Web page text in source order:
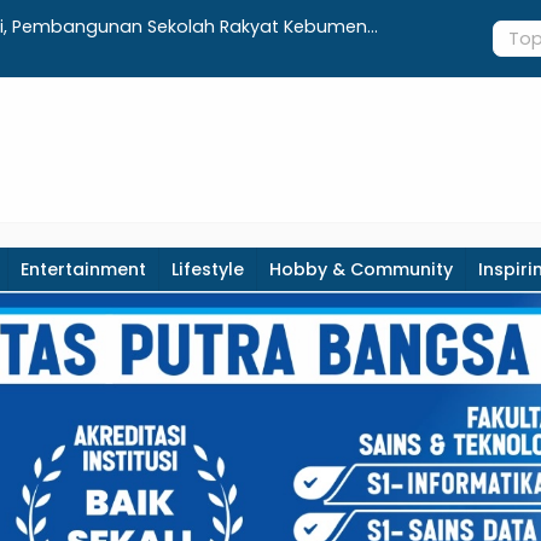
Pembangunan Sekolah Rakyat Kebumen
Hong Kong
Entertainment Lifestyle Hobby & Community